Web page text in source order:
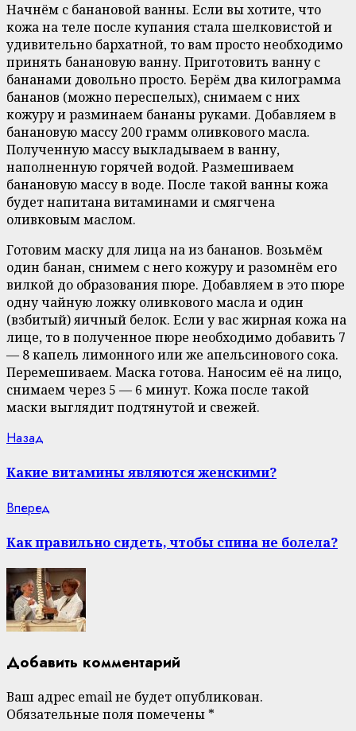
Начнём с банановой ванны. Если вы хотите, что
кожа на теле после купания стала шелковистой и
удивительно бархатной, то вам просто необходимо
принять банановую ванну. Приготовить ванну с
бананами довольно просто. Берём два килограмма
бананов (можно переспелых), снимаем с них
кожуру и разминаем бананы руками. Добавляем в
банановую массу 200 грамм оливкового масла.
Полученную массу выкладываем в ванну,
наполненную горячей водой. Размешиваем
банановую массу в воде. После такой ванны кожа
будет напитана витаминами и смягчена
оливковым маслом.
Готовим маску для лица на из бананов. Возьмём
один банан, снимем с него кожуру и разомнём его
вилкой до образования пюре. Добавляем в это пюре
одну чайную ложку оливкового масла и один
(взбитый) яичный белок. Если у вас жирная кожа на
лице, то в полученное пюре необходимо добавить 7
— 8 капель лимонного или же апельсинового сока.
Перемешиваем. Маска готова. Наносим её на лицо,
снимаем через 5 — 6 минут. Кожа после такой
маски выглядит подтянутой и свежей.
Continue
Reading
Назад
Какие витамины являются женскими?
Вперед
Как правильно сидеть, чтобы спина не болела?
Добавить комментарий
Ваш адрес email не будет опубликован.
Обязательные поля помечены *